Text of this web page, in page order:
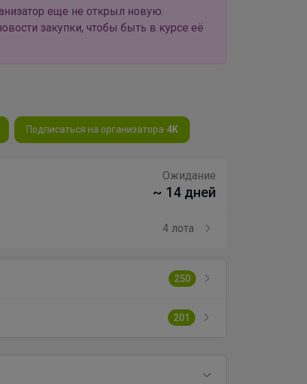
еще не открыл новую.
закупки, чтобы быть в курсе её
Подписаться на организатора 4K
Ожидание
~ 14 дней
4 лота
250
201